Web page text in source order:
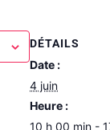
DÉTAILS
Date :
4 juin
Heure :
10 h 00 min -